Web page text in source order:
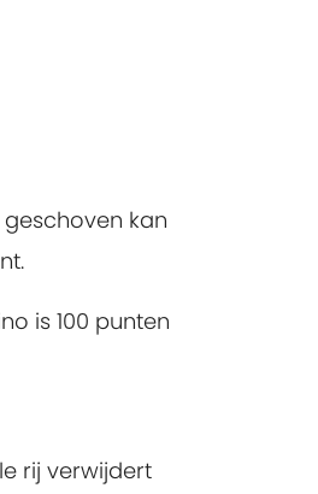
kan
is 100 punten
rij verwijdert